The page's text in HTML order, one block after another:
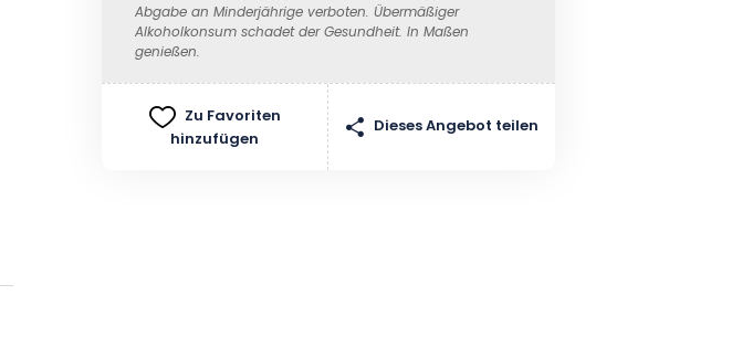
Abgabe an Minderjährige verboten. Übermäßiger
Alkoholkonsum schadet der Gesundheit. In Maßen
genießen.
Zu Favoriten
hinzufügen
Dieses Angebot teilen